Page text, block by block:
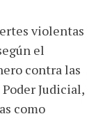
violentas
el
contra las
Judicial,
como